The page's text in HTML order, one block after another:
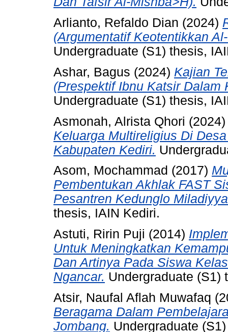
Arlianto, Refaldo Dian (2024)
(Argumentatif Keotentikkan
Undergraduate (S1) thesis,
Ashar, Bagus (2024) Kajian
(Prespektif Ibnu Katsir Dalam
Undergraduate (S1) thesis,
Asmonah, Alrista Qhori
Keluarga Multireligius Di
Kabupaten Kediri.
Asom, Mochammad (2017)
Pembentukan Akhlak FAST
Pesantren Kedunglo
thesis, IAIN Kediri.
Astuti, Ririn Puji (2014)
Untuk Meningkatkan
Dan Artinya Pada Siswa
Ngancar. Undergraduate (S1)
Atsir, Naufal Aflah Muwafaq
Beragama Dalam
Jombang. Undergraduate